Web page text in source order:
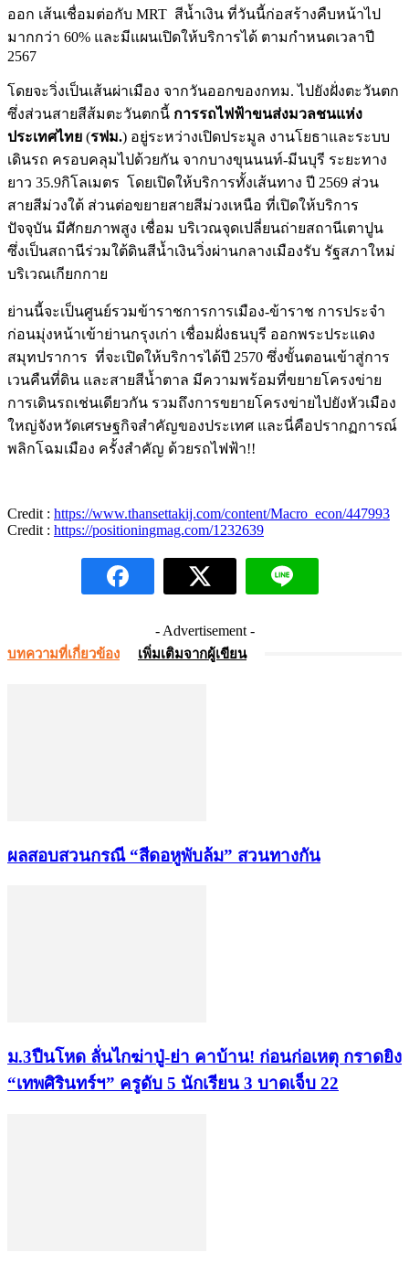
ออก เส้นเชื่อมต่อกับ MRT สีน้ำเงิน ที่วันนี้ก่อสร้างคืบหน้าไป
มากกว่า 60% และมีแผนเปิดให้บริการได้ ตามกำหนดเวลาปี
2567
โดยจะวิ่งเป็นเส้นผ่าเมือง จากวันออกของกทม. ไปยังฝั่งตะวันตก
ซึ่งส่วนสายสีส้มตะวันตกนี้ การรถไฟฟ้าขนส่งมวลชนแห่ง
ประเทศไทย (รฟม.) อยู่ระหว่างเปิดประมูล งานโยธาและระบบ
เดินรถ ครอบคลุมไปด้วยกัน จากบางขุนนนท์-มีนบุรี ระยะทาง
ยาว 35.9กิโลเมตร โดยเปิดให้บริการทั้งเส้นทาง ปี 2569 ส่วน
สายสีม่วงใต้ ส่วนต่อขยายสายสีม่วงเหนือ ที่เปิดให้บริการ
ปัจจุบัน มีศักยภาพสูง เชื่อม บริเวณจุดเปลี่ยนถ่ายสถานีเตาปูน
ซึ่งเป็นสถานีร่วมใต้ดินสีน้ำเงินวิ่งผ่านกลางเมืองรับ รัฐสภาใหม่
บริเวณเกียกกาย
ย่านนี้จะเป็นศูนย์รวมข้าราชการการเมือง-ข้าราช การประจำ
ก่อนมุ่งหน้าเข้าย่านกรุงเก่า เชื่อมฝั่งธนบุรี ออกพระประแดง
สมุทปราการ ที่จะเปิดให้บริการได้ปี 2570 ซึ่งขั้นตอนเข้าสู่การ
เวนคืนที่ดิน และสายสีน้ำตาล มีความพร้อมที่ขยายโครงข่าย
การเดินรถเช่นเดียวกัน รวมถึงการขยายโครงข่ายไปยังหัวเมือง
ใหญ่จังหวัดเศรษฐกิจสำคัญของประเทศ และนี่คือปรากฏการณ์
พลิกโฉมเมือง ครั้งสำคัญ ด้วยรถไฟฟ้า!!
Credit : https://www.thansettakij.com/content/Macro_econ/447993
Credit : https://positioningmag.com/1232639
- Advertisement -
บทความที่เกี่ยวข้อง เพิ่มเติมจากผู้เขียน
ผลสอบสวนกรณี “สีดอหูพับล้ม” สวนทางกัน
ม.3ปืนโหด ลั่นไกฆ่าปู่-ย่า คาบ้าน! ก่อนก่อเหตุ กราดยิง
“เทพศิรินทร์ฯ” ครูดับ 5 นักเรียน 3 บาดเจ็บ 22